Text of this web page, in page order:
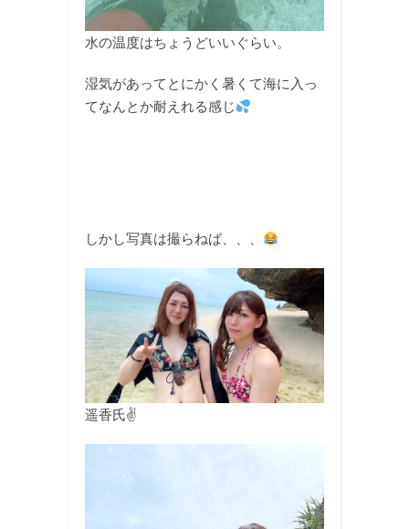
水の温度はちょうどいいぐらい。
湿気があってとにかく暑くて海に入っ
てなんとか耐えれる感じ
しかし写真は撮らねば、、、
遥香氏✌️